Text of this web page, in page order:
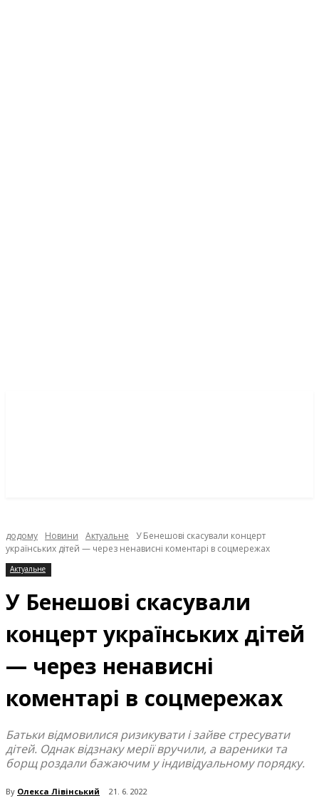
додому Новини Актуальне
У Бенешові скасували концерт
українських дітей — через ненависні коментарі в соцмережах
Актуальне
У Бенешові скасували
концерт українських дітей
— через ненависні
коментарі в соцмережах
Батьки відмовилися ризикувати і зайве стресувати
дітей. Однак відзнаку мерії вручили, а вареники та
борщ роздали бажаючим у індивідуальному порядку.
By Олекса Лівінський 21. 6. 2022